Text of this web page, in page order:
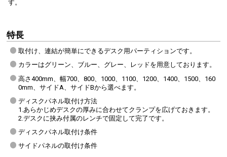
す。
特長
取付け、連結が簡単にできるデスク用パーティションです。
カラーはグリーン、ブルー、グレー、レッドを用意しております。
高さ400mm、幅700、800、1000、1100、1200、1400、1500、160
0mm、サイドA、サイドBから選べます。
ディスクパネル取付け方法
1.あらかじめデスクの厚みに合わせてクランプを広げておきます。
2.デスクに挟み付属のレンチで固定して完了です。
ディスクパネル取付け条件
サイドパネルの取付け条件